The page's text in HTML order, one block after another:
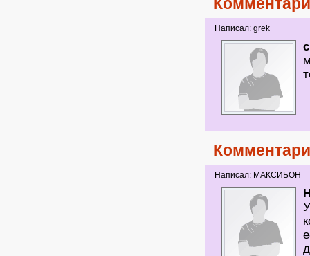
Написал: grek
Написал: МАКСИБОН